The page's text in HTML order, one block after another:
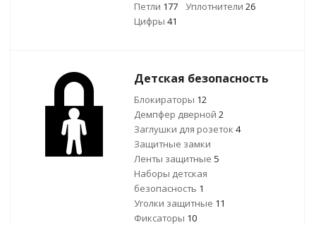
Петли 177 Уплотнители 26
Цифры 41
Детская безопасность
Блокираторы 12
Демпфер дверной 2
Заглушки для розеток 4
Защитные замки
Ленты защитные 5
Наборы детская
безопасность 1
Уголки защитные 11
Фиксаторы 10